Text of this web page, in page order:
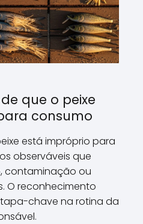
que o peixe
consumo
está impróprio para
observáveis que
contaminação ou
O reconhecimento
chave na rotina da